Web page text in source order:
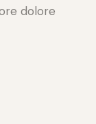
dolore